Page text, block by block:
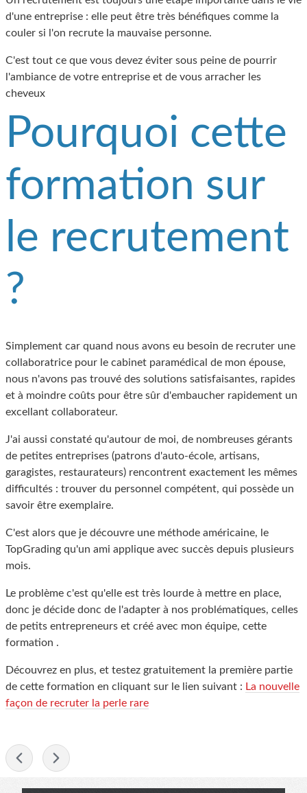
d'une entreprise : elle peut être très bénéfiques comme la
couler si l'on recrute la mauvaise personne.
C'est tout ce que vous devez éviter sous peine de pourrir
l'ambiance de votre entreprise et de vous arracher les
cheveux
Pourquoi cette
formation sur
le recrutement
?
Simplement car quand nous avons eu besoin de recruter une
collaboratrice pour le cabinet paramédical de mon épouse,
nous n'avons pas trouvé des solutions satisfaisantes, rapides
et à moindre coûts pour être sûr d'embaucher rapidement un
excellant collaborateur.
J'ai aussi constaté qu'autour de moi, de nombreuses gérants
de petites entreprises (patrons d'auto-école, artisans,
garagistes, restaurateurs) rencontrent exactement les mêmes
difficultés : trouver du personnel compétent, qui possède un
savoir être exemplaire.
C'est alors que je découvre une méthode américaine, le
TopGrading qu'un ami applique avec succès depuis plusieurs
mois.
Le problème c'est qu'elle est très lourde à mettre en place,
donc je décide donc de l'adapter à nos problématiques, celles
de petits entrepreneurs et créé avec mon équipe, cette
formation .
Découvrez en plus, et testez gratuitement la première partie
de cette formation en cliquant sur le lien suivant : La nouvelle
façon de recruter la perle rare